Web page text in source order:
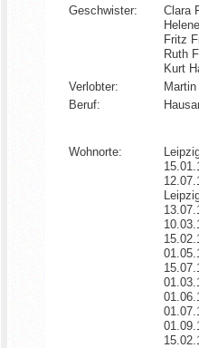
Geschwister:
Clara
Fritz
Ruth
Kurt
Verlobter:
Beruf:
Wohnorte: